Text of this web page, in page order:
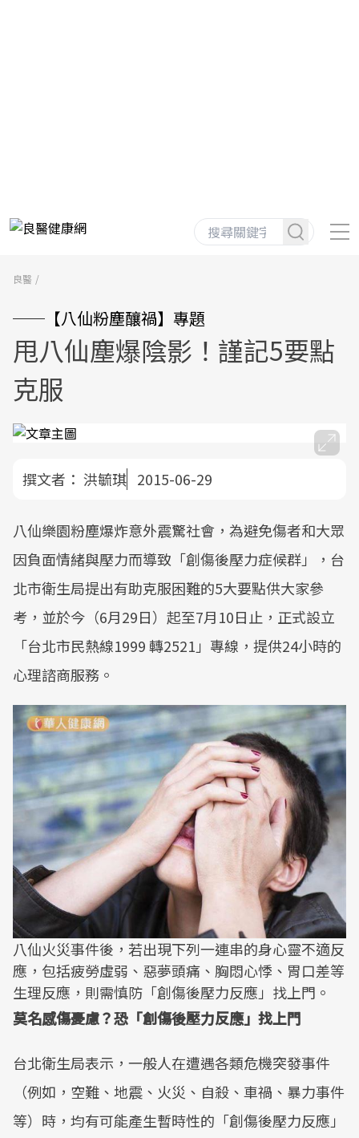
良醫
──【八仙粉塵釀禍】專題
甩八仙塵爆陰影！謹記5要點
克服
撰文者： 洪毓琪 2015-06-29
八仙樂園粉塵爆炸意外震驚社會，為避免傷者和大眾
因負面情緒與壓力而導致「創傷後壓力症候群」，台
北市衛生局提出有助克服困難的5大要點供大家參
考，並於今（6月29日）起至7月10日止，正式設立
「台北市民熱線1999 轉2521」專線，提供24小時的
心理諮商服務。
八仙火災事件後，若出現下列一連串的身心靈不適反
應，包括疲勞虛弱、惡夢頭痛、胸悶心悸、胃口差等
生理反應，則需慎防「創傷後壓力反應」找上門。
莫名感傷憂慮？恐「創傷後壓力反應」找上門
台北衛生局表示，一般人在遭遇各類危機突發事件
（例如，空難、地震、火災、自殺、車禍、暴力事件
等）時，均有可能產生暫時性的「創傷後壓力反應」